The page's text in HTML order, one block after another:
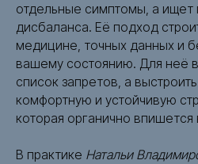
отдельные симптомы, а ищет
дисбаланса. Её подход
медицине, точных данных и
вашему состоянию. Для неё
список запретов, а
комфортную и устойчивую
которая органично
В практике Натальи